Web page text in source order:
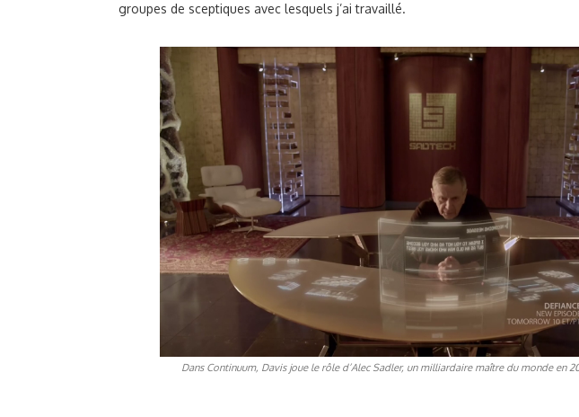
groupes de sceptiques avec lesquels j’ai travaillé.
Dans Continuum, Davis joue le rôle d’Alec Sadler, un milliardaire maître du monde en